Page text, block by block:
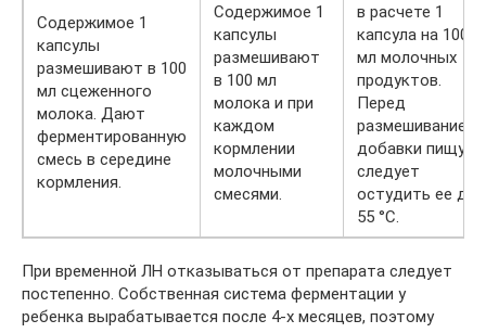
Содержимое 1
капсулы
размешивают в 100
мл сцеженного
молока. Дают
ферментированную
смесь в середине
кормления.
Содержимое 1
капсулы
размешивают
в 100 мл
молока и при
каждом
кормлении
молочными
смесями.
в расчете 1
капсула на 100
мл молочных
продуктов.
Перед
размешиванием
добавки пищу
следует
остудить ее до
55 °C.
При временной ЛН отказываться от препарата следует
постепенно. Собственная система ферментации у
ребенка вырабатывается после 4-х месяцев, поэтому